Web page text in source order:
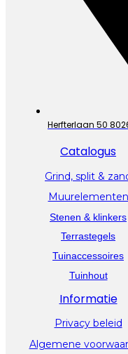
Herfterlaan 50
Catalogus
Grind, split &
Muurelementen
Stenen & klinkers
Terrastegels
Tuinaccessoires
Tuinhout
Informatie
Privacy beleid
Algemene